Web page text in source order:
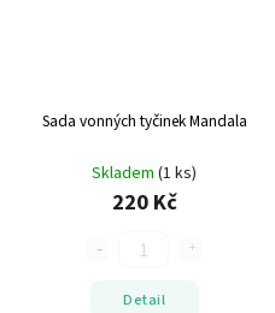
Sada vonných tyčinek Mandala
Skladem (1 ks)
220 Kč
Detail